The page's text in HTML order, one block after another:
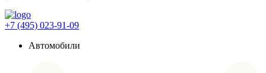
+7 (495) 023-91-09
Автомобили